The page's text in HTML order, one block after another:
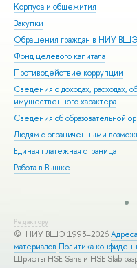
Корпуса и общежития
Закупки
Обращения граждан в НИУ ВШЭ
Фонд целевого капитала
Противодействие коррупции
Сведения о доходах, расходах,
имущественного характера
Сведения об образовательной
Людям с ограниченными
Единая платежная страница
Работа в Вышке
Редактору
© НИУ ВШЭ 1993–2026
материалов Политика
Шрифты HSE Sans и HSE Slab